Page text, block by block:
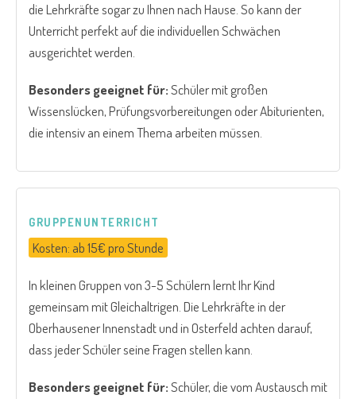
die Lehrkräfte sogar zu Ihnen nach Hause. So kann der
Unterricht perfekt auf die individuellen Schwächen
ausgerichtet werden.
Besonders geeignet für:Schüler mit großen
Wissenslücken, Prüfungsvorbereitungen oder Abiturienten,
die intensiv an einem Thema arbeiten müssen.
GRUPPENUNTERRICHT
Kosten: ab 15€ pro Stunde
In kleinen Gruppen von 3-5 Schülern lernt Ihr Kind
gemeinsam mit Gleichaltrigen. Die Lehrkräfte in der
Oberhausener Innenstadt und in Osterfeld achten darauf,
dass jeder Schüler seine Fragen stellen kann.
Besonders geeignet für:Schüler, die vom Austausch mit